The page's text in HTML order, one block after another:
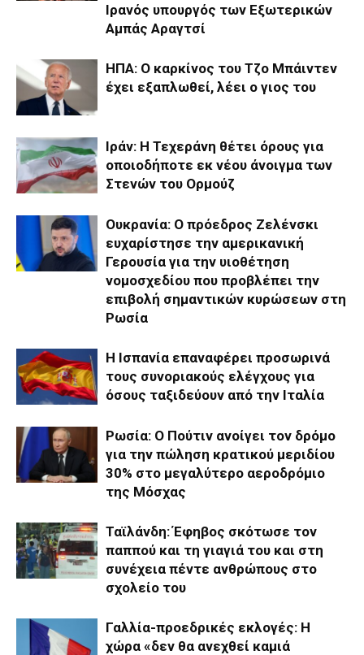
Ιρανός υπουργός των Εξωτερικών
Αμπάς Αραγτσί
ΗΠΑ: Ο καρκίνος του Τζο Μπάιντεν
έχει εξαπλωθεί, λέει ο γιος του
Ιράν: Η Τεχεράνη θέτει όρους για
οποιοδήποτε εκ νέου άνοιγμα των
Στενών του Ορμούζ
Ουκρανία: Ο πρόεδρος Ζελένσκι
ευχαρίστησε την αμερικανική
Γερουσία για την υιοθέτηση
νομοσχεδίου που προβλέπει την
επιβολή σημαντικών κυρώσεων στη
Ρωσία
Η Ισπανία επαναφέρει προσωρινά
τους συνοριακούς ελέγχους για
όσους ταξιδεύουν από την Ιταλία
Ρωσία: Ο Πούτιν ανοίγει τον δρόμο
για την πώληση κρατικού μεριδίου
30% στο μεγαλύτερο αεροδρόμιο
της Μόσχας
Ταϊλάνδη: Έφηβος σκότωσε τον
παππού και τη γιαγιά του και στη
συνέχεια πέντε ανθρώπους στο
σχολείο του
Γαλλία-προεδρικές εκλογές: Η
χώρα «δεν θα ανεχθεί καμιά